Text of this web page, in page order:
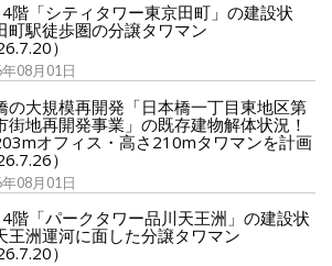
階「シティタワー東京田町」の建設状
町駅徒歩圏の分譲タワマン
）
08月01日
の大規模再開発「日本橋一丁目東地区第
街地再開発事業」の既存建物解体状況！
オフィス・高さ210mタワマンを計画
）
08月01日
階「パークタワー品川天王洲」の建設状
王洲運河に面した分譲タワマン
）